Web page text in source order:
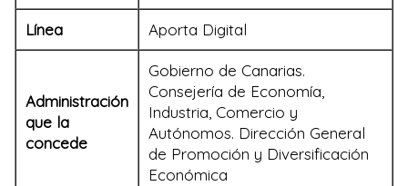
Línea Aporta Digital
Administración
que la
concede
Gobierno de Canarias.
Consejería de Economía,
Industria, Comercio y
Autónomos. Dirección General
de Promoción y Diversificación
Económica